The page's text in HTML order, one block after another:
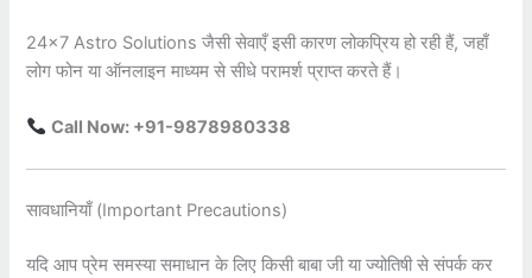
24×7 Astro Solutions जैसी सेवाएँ इसी कारण लोकप्रिय हो रही हैं, जहाँ
लोग फोन या ऑनलाइन माध्यम से सीधे परामर्श प्राप्त करते हैं।
Call Now: +91-9878980338
सावधानियाँ (Important Precautions)
यदि आप प्रेम समस्या समाधान के लिए किसी बाबा जी या ज्योतिषी से संपर्क कर